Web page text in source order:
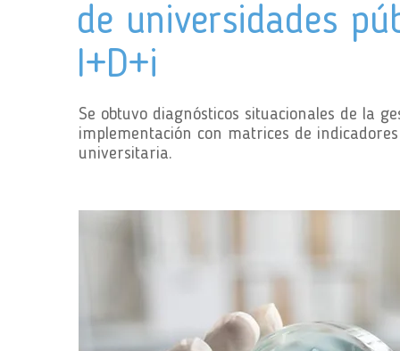
de universidades
I+D+i
Se obtuvo diagnósticos situacionales de la
implementación con matrices de
universitaria.